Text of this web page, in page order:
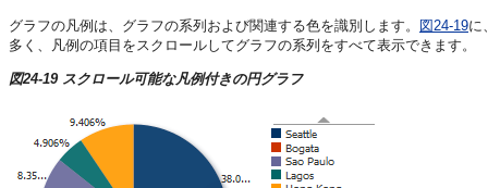
グラフの凡例は、グラフの系列および関連する色を識別します。 図24-19に
多く、凡例の項目をスクロールしてグラフの系列をすべて表示できます。
図24-19 スクロール可能な凡例付きの円グラフ